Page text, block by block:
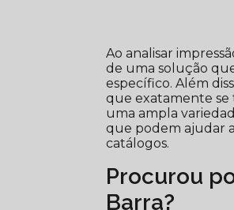
Ao analisar
de uma solução
específico. Além
que exatamente se
uma ampla
que podem ajudar
catálogos.
Procurou
Barra?